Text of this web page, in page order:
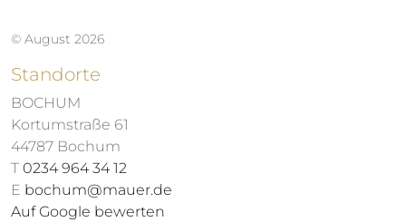
© August 2026
Standorte
BOCHUM
Kortumstraße 61
44787 Bochum
T 0234 964 34 12
E bochum@mauer.de
Auf Google bewerten